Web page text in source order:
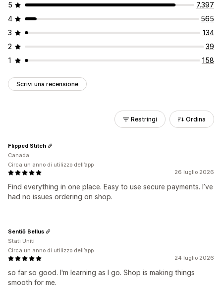
5
7.397
4
565
3
134
2
39
1
158
Scrivi una recensione
Restringi Ordina
26 luglio 2026
Find everything in one place. Easy to use secure payments. I’ve
had no issues ordering on shop.
Flipped Stitch
Canada
Circa un anno di utilizzo dell’app
24 luglio 2026
so far so good. I'm learning as I go. Shop is making things
smooth for me.
Sentiō Bellus
Stati Uniti
Circa un anno di utilizzo dell’app